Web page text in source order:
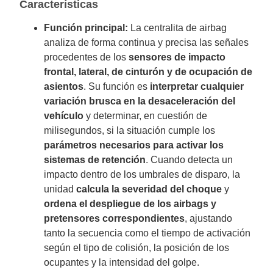
Características
Función principal: La centralita de airbag
analiza de forma continua y precisa las señales
procedentes de lossensores de impacto
frontal, lateral, de cinturón y de ocupación de
asientos. Su función es interpretar cualquier
variación brusca en la desaceleración del
vehículo y determinar, en cuestión de
milisegundos, si la situación cumple los
parámetros necesarios para activar los
sistemas de retención. Cuando detecta un
impacto dentro de los umbrales de disparo, la
unidadcalcula la severidad del choque y
ordena el despliegue de los airbags y
pretensores correspondientes, ajustando
tanto la secuencia como el tiempo de activación
según el tipo de colisión, la posición de los
ocupantes y la intensidad del golpe.